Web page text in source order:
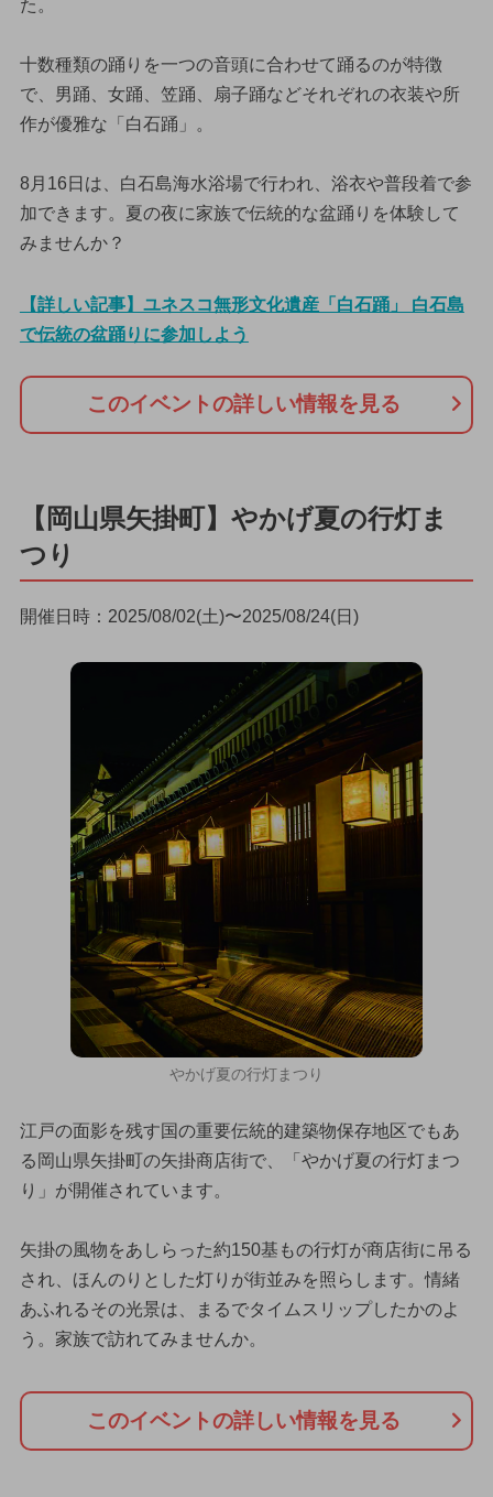
た。
十数種類の踊りを一つの音頭に合わせて踊るのが特徴
で、男踊、女踊、笠踊、扇子踊などそれぞれの衣装や所
作が優雅な「白石踊」。
8月16日は、白石島海水浴場で行われ、浴衣や普段着で参
加できます。夏の夜に家族で伝統的な盆踊りを体験して
みませんか？
【詳しい記事】ユネスコ無形文化遺産「白石踊」 白石島
で伝統の盆踊りに参加しよう
このイベントの詳しい情報を見る
【岡山県矢掛町】やかげ夏の行灯ま
つり
開催日時：2025/08/02(土)〜2025/08/24(日)
やかげ夏の行灯まつり
江戸の面影を残す国の重要伝統的建築物保存地区でもあ
る岡山県矢掛町の矢掛商店街で、「やかげ夏の行灯まつ
り」が開催されています。
矢掛の風物をあしらった約150基もの行灯が商店街に吊る
され、ほんのりとした灯りが街並みを照らします。情緒
あふれるその光景は、まるでタイムスリップしたかのよ
う。家族で訪れてみませんか。
このイベントの詳しい情報を見る